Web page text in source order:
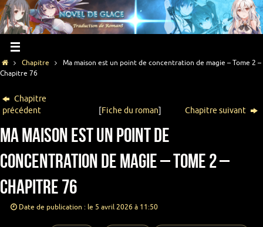
Chapitre
Ma maison est un point de concentration de magie – Tome 2 –
Chapitre 76
Chapitre
précédent
[Fiche du roman] Chapitre suivant
Ma maison est un point de
concentration de magie – Tome 2 –
Chapitre 76
Date de publication : le 5 avril 2026 à 11:50